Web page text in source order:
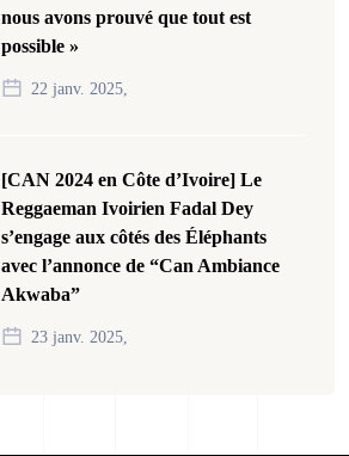
nous avons prouvé que tout est
possible »
22 janv. 2025,
[CAN 2024 en Côte d’Ivoire] Le
Reggaeman Ivoirien Fadal Dey
s’engage aux côtés des Éléphants
avec l’annonce de “Can Ambiance
Akwaba”
23 janv. 2025,